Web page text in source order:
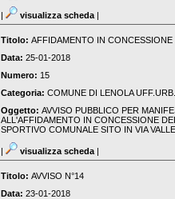
| visualizza scheda |
Titolo: AFFIDAMENTO IN
Data: 25-01-2018
Numero: 15
Categoria: COMUNE DI LENOLA UFF.URB.
Oggetto: AVVISO PUBBLICO PER
ALL'AFFIDAMENTO IN CONCESSIONE
SPORTIVO COMUNALE SITO IN VIA
| visualizza scheda |
Titolo: AVVISO N°14
Data: 23-01-2018